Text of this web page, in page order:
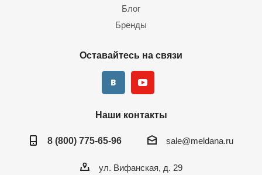
Блог
Бренды
Оставайтесь на связи
Наши контакты
8 (800) 775-65-96 sale@meldana.ru
ул. Вифанская, д. 29